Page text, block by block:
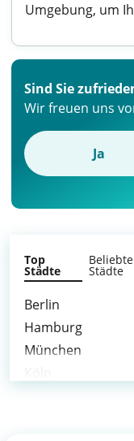
Umgebung, um
Sind Sie
Wir freuen uns
Ja
Top
Städte
Beliebte
Städte
Berlin
Hamburg
München